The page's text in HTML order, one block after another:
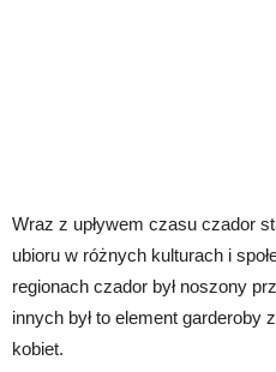
Wraz z upływem czasu czador
ubioru w różnych kulturach i
regionach czador był noszony
innych był to element garderoby
kobiet.